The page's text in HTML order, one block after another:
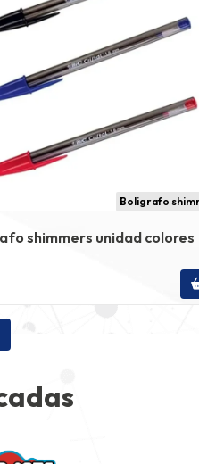
Boligrafo
shimmers unidad colores